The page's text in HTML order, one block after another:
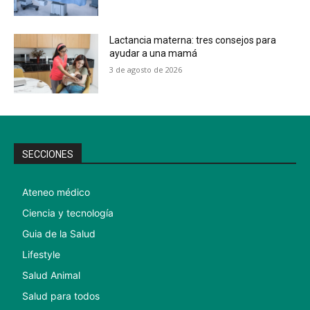
Lactancia materna: tres consejos para
ayudar a una mamá
3 de agosto de 2026
SECCIONES
Ateneo médico
Ciencia y tecnología
Guia de la Salud
Lifestyle
Salud Animal
Salud para todos